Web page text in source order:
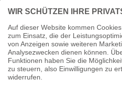
Social Media
Facebook
Instagram